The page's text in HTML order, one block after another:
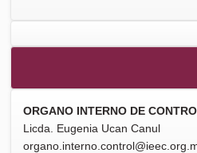
ORGANO INTERNO DE
Licda. Eugenia Ucan Canul